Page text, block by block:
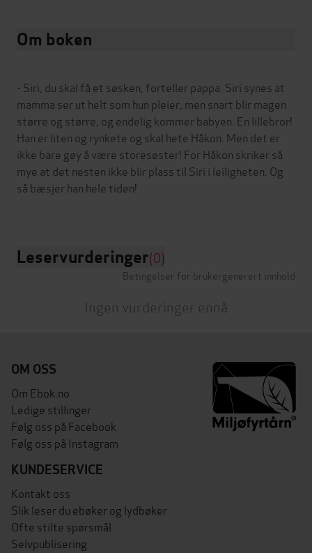
Om boken
- Siri, du skal få et søsken, forteller pappa. Siri synes at
mamma ser ut helt som hun pleier, men snart blir magen
større og større, og endelig kommer babyen. En lillebror!
Han er liten og rynkete og skal hete Håkon. Men det er
ikke bare gøy å være storesøster! For Håkon skriker så
mye at det nesten ikke blir plass til Siri i leiligheten. Og
så bæsjer han hele tiden!
Leservurderinger(0)
Betingelser for brukergenerert innhold
Ingen vurderinger ennå
OM OSS
Om Ebok.no
Ledige stillinger
Følg oss på Facebook
Følg oss på Instagram
KUNDESERVICE
Kontakt oss
Slik leser du ebøker og lydbøker
Ofte stilte spørsmål
Selvpublisering